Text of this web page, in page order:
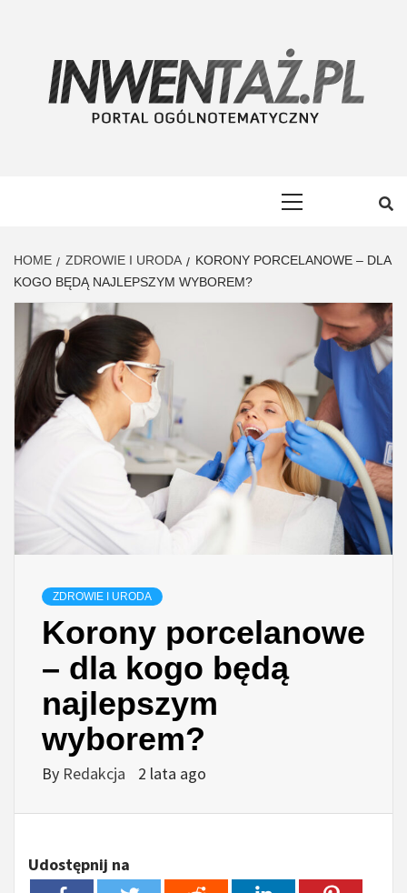
HOME ZDROWIE I URODA
KORONY PORCELANOWE – DLA
KOGO BĘDĄ NAJLEPSZYM WYBOREM?
ZDROWIE I URODA
Korony porcelanowe
– dla kogo będą
najlepszym
wyborem?
By Redakcja 2 lata ago
Udostępnij na